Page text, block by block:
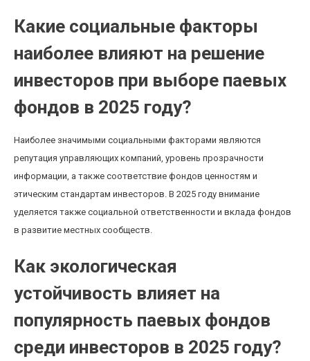
Какие социальные факторы
наиболее влияют на решение
инвесторов при выборе паевых
фондов в 2025 году?
Наиболее значимыми социальными факторами являются
репутация управляющих компаний, уровень прозрачности
информации, а также соответствие фондов ценностям и
этическим стандартам инвесторов. В 2025 году внимание
уделяется также социальной ответственности и вклада фондов
в развитие местных сообществ.
Как экологическая
устойчивость влияет на
популярность паевых фондов
среди инвесторов в 2025 году?